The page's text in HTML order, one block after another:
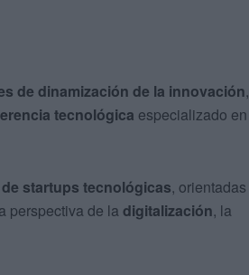
de dinamización de la innovación,
tecnológica especializado en
startups tecnológicas, orientadas
perspectiva de la digitalización, la